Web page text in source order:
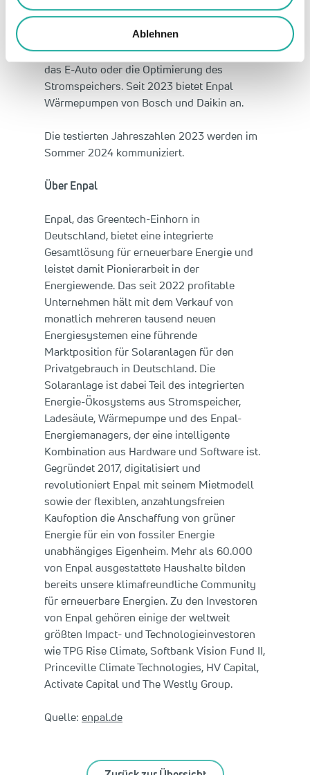
Ablehnen
Komponenten vernetzt und in das Stromnetz
integriert. Dies schafft weitere Erlöse, z.B.
durch den intelligenten Solar-Lademodus für
das E-Auto oder die Optimierung des
Stromspeichers. Seit 2023 bietet Enpal
Wärmepumpen von Bosch und Daikin an.
Die testierten Jahreszahlen 2023 werden im
Sommer 2024 kommuniziert.
Über Enpal
Enpal, das Greentech-Einhorn in
Deutschland, bietet eine integrierte
Gesamtlösung für erneuerbare Energie und
leistet damit Pionierarbeit in der
Energiewende. Das seit 2022 profitable
Unternehmen hält mit dem Verkauf von
monatlich mehreren tausend neuen
Energiesystemen eine führende
Marktposition für Solaranlagen für den
Privatgebrauch in Deutschland. Die
Solaranlage ist dabei Teil des integrierten
Energie-Ökosystems aus Stromspeicher,
Ladesäule, Wärmepumpe und des Enpal-
Energiemanagers, der eine intelligente
Kombination aus Hardware und Software ist.
Gegründet 2017, digitalisiert und
revolutioniert Enpal mit seinem Mietmodell
sowie der flexiblen, anzahlungsfreien
Kaufoption die Anschaffung von grüner
Energie für ein von fossiler Energie
unabhängiges Eigenheim. Mehr als 60.000
von Enpal ausgestattete Haushalte bilden
bereits unsere klimafreundliche Community
für erneuerbare Energien. Zu den Investoren
von Enpal gehören einige der weltweit
größten Impact- und Technologieinvestoren
wie TPG Rise Climate, Softbank Vision Fund II,
Princeville Climate Technologies, HV Capital,
Activate Capital und The Westly Group.
Quelle: enpal.de